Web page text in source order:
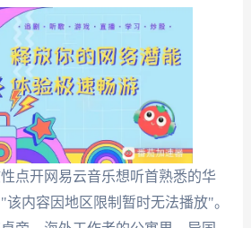
点开网易云音乐想听首熟悉的华
内容因地区限制暂时无法播放"。